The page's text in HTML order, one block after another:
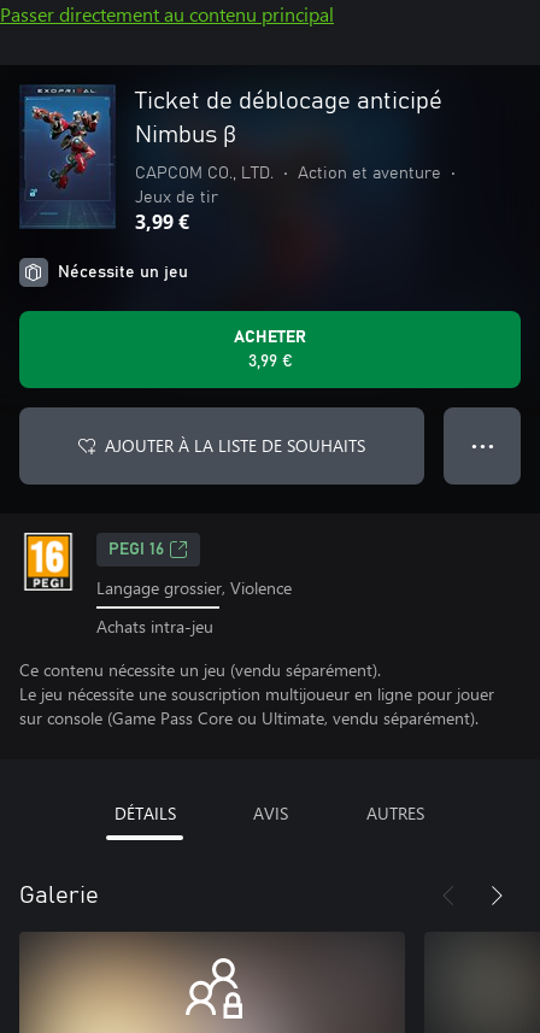
Passer directement au contenu principal
Ticket de déblocage anticipé
Nimbus β
CAPCOM CO., LTD. • Action et aventure
•
Jeux de tir
3,99 €
Nécessite un jeu
ACHETER
3,99 €
AJOUTER À LA LISTE DE SOUHAITS ● ● ●
PEGI 16
Langage grossier, Violence
Achats intra-jeu
Ce contenu nécessite un jeu (vendu séparément).
Le jeu nécessite une souscription multijoueur en ligne pour jouer
sur console (Game Pass Core ou Ultimate, vendu séparément).
DÉTAILS AVIS AUTRES
Galerie